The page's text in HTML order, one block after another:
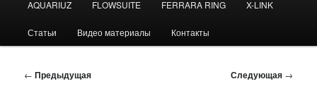
к
основному
содержимому
к
дополнительному
содержимому
AQUARIUZ FLOWSUITE FERRARA RING X-LINK
Статьи Видео материалы Контакты
Навигация
← Предыдущая Следующая →